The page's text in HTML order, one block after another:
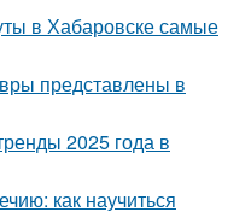
в Хабаровске самые
представлены в
2025 года в
как научиться